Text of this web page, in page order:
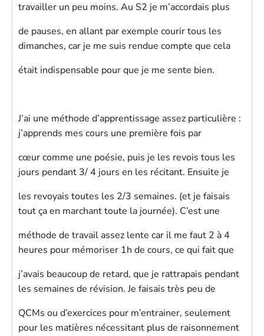
travailler un peu moins. Au S2 je m’accordais plus
de pauses, en allant par exemple courir tous les
dimanches, car je me suis rendue compte que cela
était indispensable pour que je me sente bien.
J’ai une méthode d’apprentissage assez particulière :
j’apprends mes cours une première fois par
cœur comme une poésie, puis je les revois tous les
jours pendant 3/ 4 jours en les récitant. Ensuite je
les revoyais toutes les 2/3 semaines. (et je faisais
tout ça en marchant toute la journée). C’est une
méthode de travail assez lente car il me faut 2 à 4
heures pour mémoriser 1h de cours, ce qui fait que
j’avais beaucoup de retard, que je rattrapais pendant
les semaines de révision. Je faisais très peu de
QCMs ou d’exercices pour m’entrainer, seulement
pour les matières nécessitant plus de raisonnement